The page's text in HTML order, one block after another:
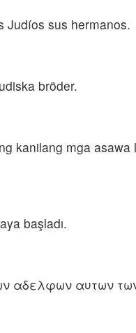
Judíos sus hermanos.
bröder.
kanilang mga
başladı.
αδελφων αυτων